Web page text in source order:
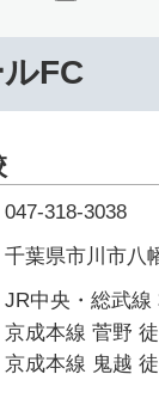
FC
047-318-3038
千葉県市川市八
JR中央・総武線
京成本線 菅野
京成本線 鬼越